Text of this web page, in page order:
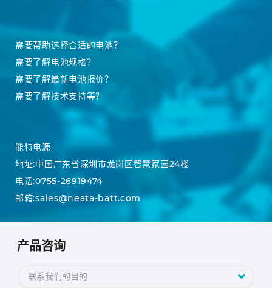
需要帮助选择合适的电池？
需要了解电池规格？
需要了解最新电池报价？
需要了解技术支持等？
能特电源
地址:中国广东省深圳市龙岗区智慧家园24楼
电话:0755-26919474
邮箱:sales@neata-batt.com
产品咨询
联系我们的目的